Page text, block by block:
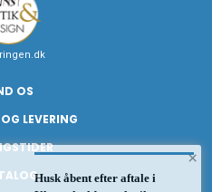
ringen.dk
OS
LEVERING
×
Husk åbent efter aftale i